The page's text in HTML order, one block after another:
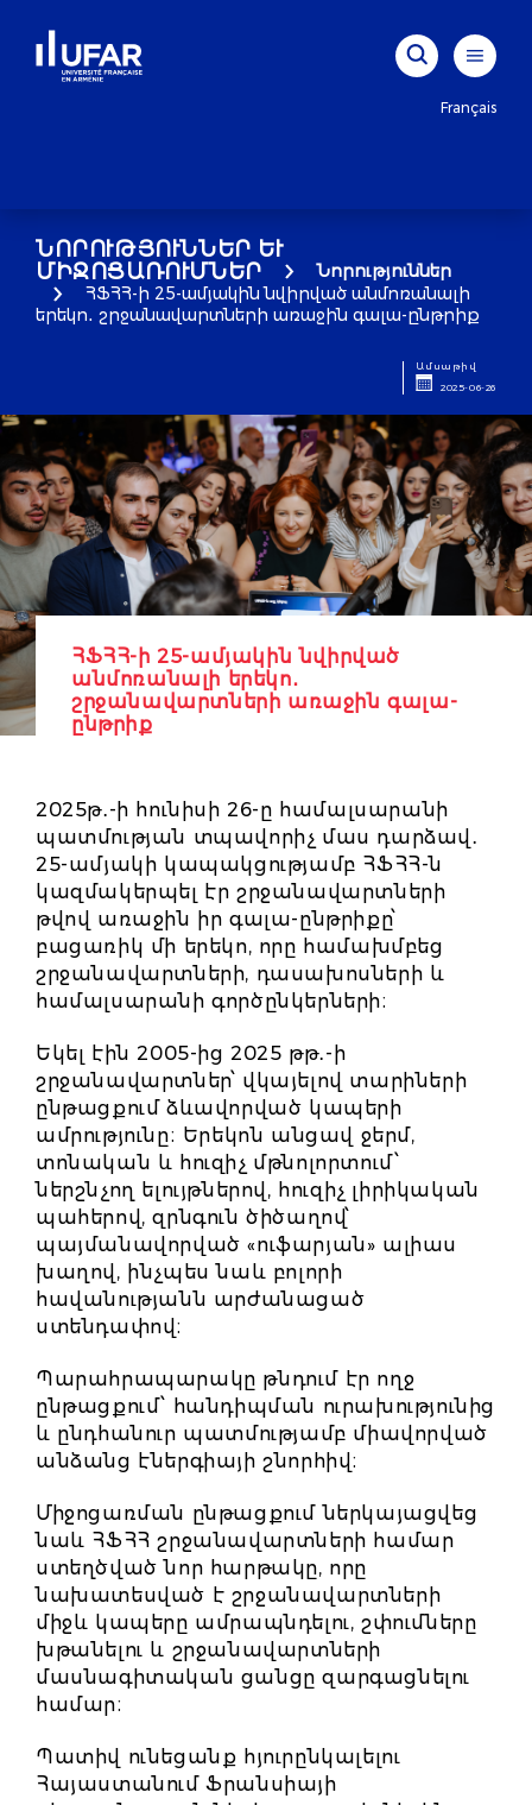
Français
ՆՈՐՈՒԹՅՈՒՆՆԵՐ ԵՒ Մ
ԻՋՈՑԱՌՈՒՄՆԵՐ
Նորություններ
ՀՖՀՀ-ի 25-ամյակին նվիրված անմոռանալի
երեկո․ շրջանավարտների առաջին գալա-ընթրիք
Ամսաթիվ
2025-06-26
ՀՖՀՀ-ի 25-ամյակին նվիրված
անմոռանալի երեկո․
շրջանավարտների առաջին գալա-
ընթրիք
2025թ․-ի հունիսի 26-ը համալսարանի
պատմության տպավորիչ մաս դարձավ․
25-ամյակի կապակցությամբ ՀՖՀՀ-ն
կազմակերպել էր շրջանավարտների
թվով առաջին իր գալա-ընթրիքը՝
բացառիկ մի երեկո, որը համախմբեց
շրջանավարտների, դասախոսների և
համալսարանի գործընկերների։
Եկել էին 2005-ից 2025 թթ․-ի
շրջանավարտներ՝ վկայելով տարիների
ընթացքում ձևավորված կապերի
ամրությունը։ Երեկոն անցավ ջերմ,
տոնական և հուզիչ մթնոլորտում՝
ներշնչող ելույթներով, հուզիչ լիրիկական
պահերով, զրնգուն ծիծաղով՝
պայմանավորված «ուֆարյան» ալիաս
խաղով, ինչպես նաև բոլորի
հավանությանն արժանացած
ստենդափով։
Պարահրապարակը թնդում էր ողջ
ընթացքում՝ հանդիպման ուրախությունից
և ընդհանուր պատմությամբ միավորված
անձանց էներգիայի շնորհիվ։
Միջոցառման ընթացքում ներկայացվեց
նաև ՀՖՀՀ շրջանավարտների համար
ստեղծված նոր հարթակը, որը
նախատեսված է շրջանավարտների
միջև կապերը ամրապնդելու, շփումները
խթանելու և շրջանավարտների
մասնագիտական ցանցը զարգացնելու
համար։
Պատիվ ունեցանք հյուրընկալելու
Հայաստանում Ֆրանսիայի